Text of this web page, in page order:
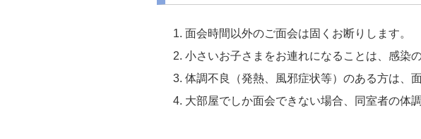
面会時間以外のご面会は固くお断りします。
小さいお子さまをお連れになることは、感染
体調不良（発熱、風邪症状等）のある方は、
大部屋でしか面会できない場合、同室者の体